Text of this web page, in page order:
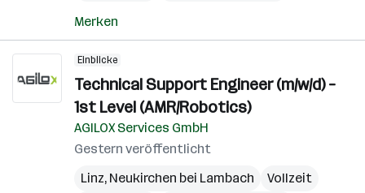
Merken
Einblicke
Technical Support Engineer (m/w/d) –
1st Level (AMR/Robotics)
AGILOX Services GmbH
Gestern veröffentlicht
Linz, Neukirchen bei Lambach
Vollzeit